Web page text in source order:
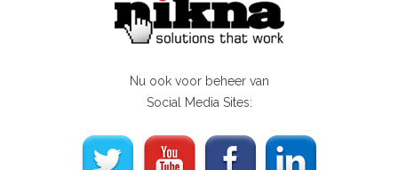
Nu ook voor beheer van
Social Media Sites: